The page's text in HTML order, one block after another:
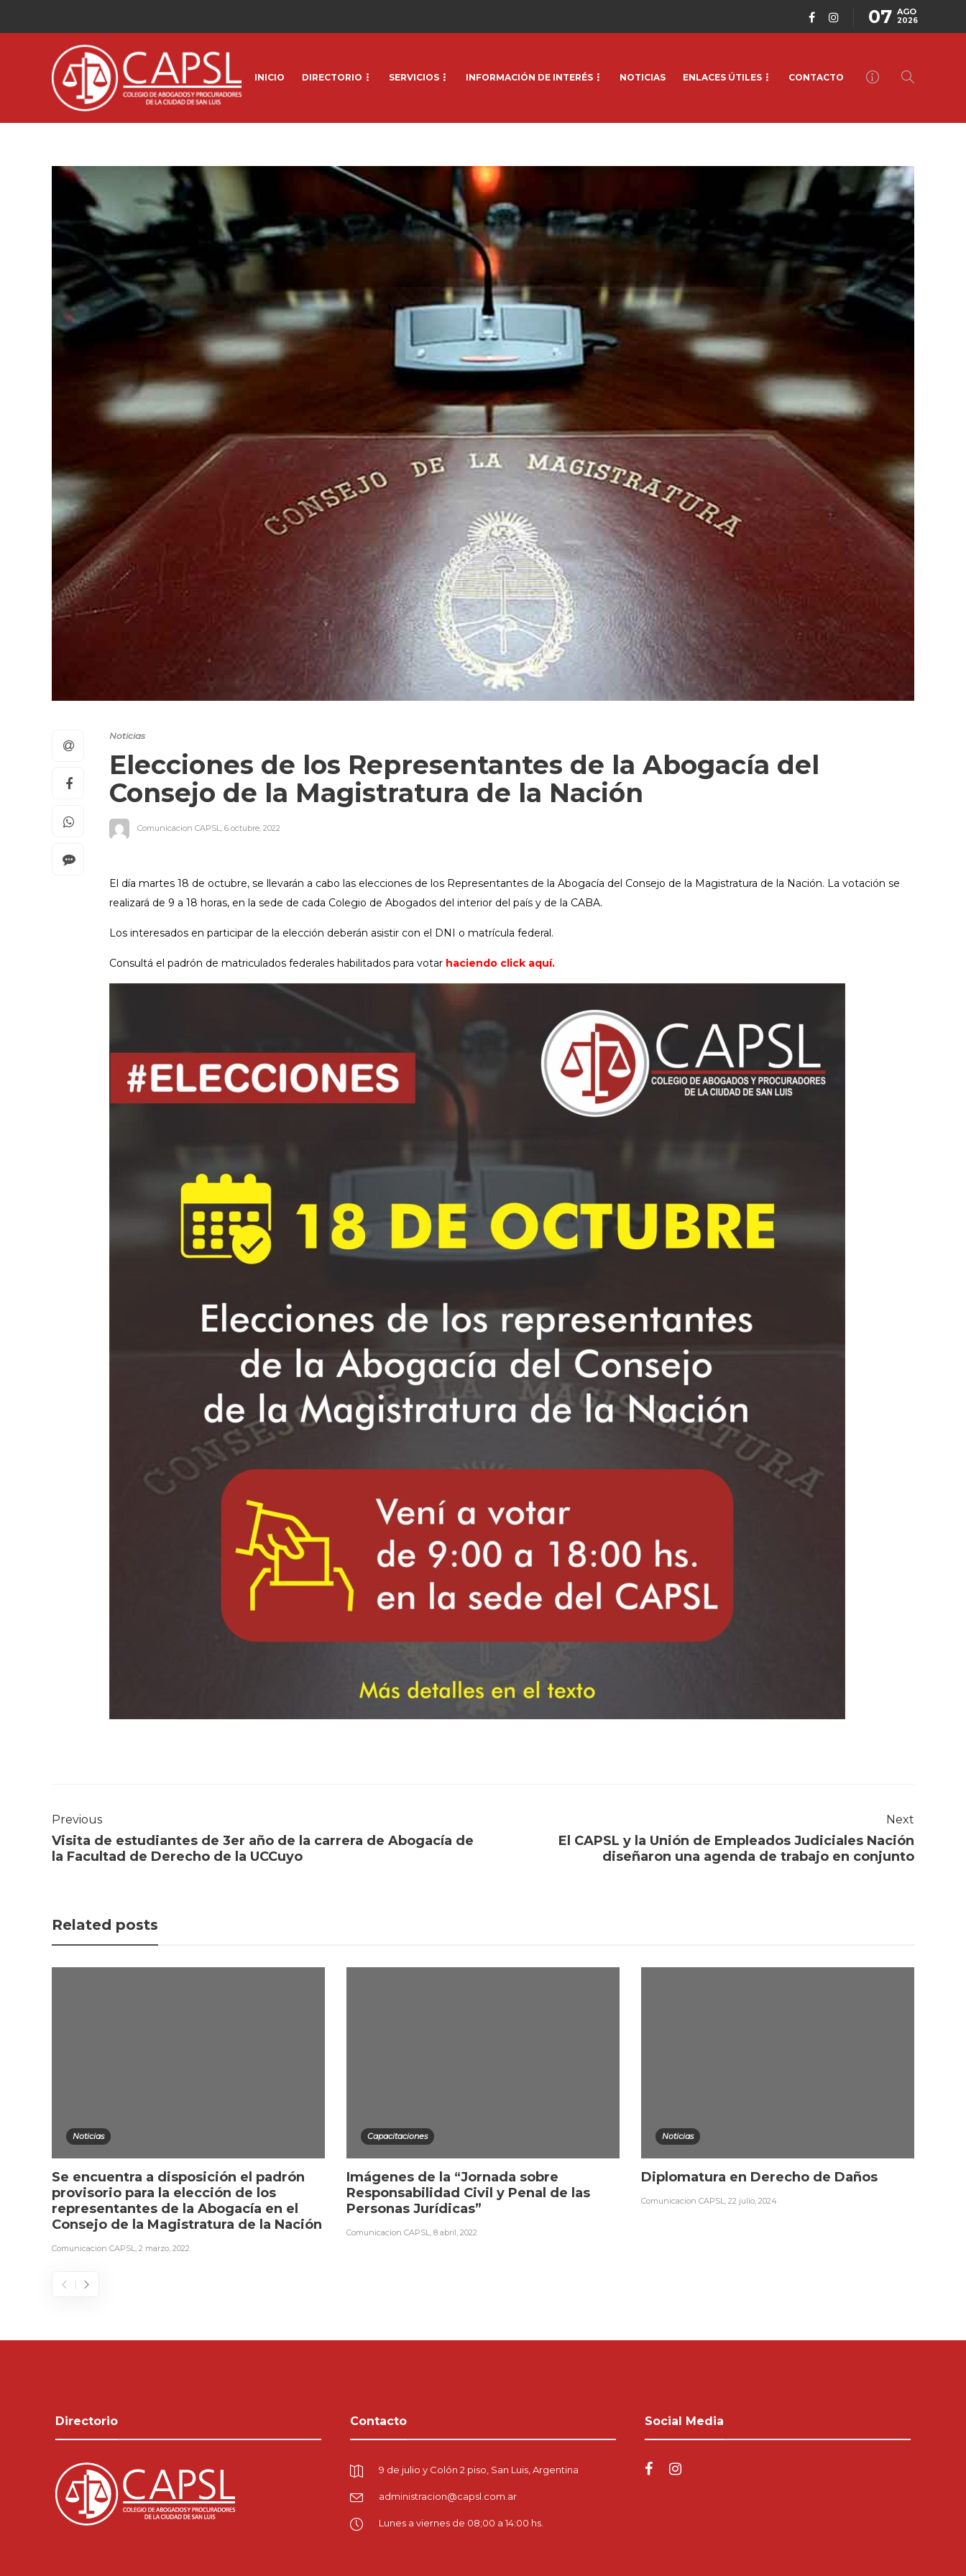
07 AGO
2026
INICIO DIRECTORIO SERVICIOS INFORMACIÓN DE INTERÉS NOTICIAS ENLACES ÚTILES CONTACTO
Noticias
Elecciones de los Representantes de la Abogacía del
Consejo de la Magistratura de la Nación
Comunicacion CAPSL, 6 octubre, 2022
El día martes 18 de octubre, se llevarán a cabo las elecciones de los Representantes de la Abogacía del Consejo de la Magistratura de la Nación. La votación se
realizará de 9 a 18 horas, en la sede de cada Colegio de Abogados del interior del país y de la CABA.
Los interesados en participar de la elección deberán asistir con el DNI o matrícula federal.
Consultá el padrón de matriculados federales habilitados para votar haciendo click aquí.
Previous
Visita de estudiantes de 3er año de la carrera de Abogacía de
la Facultad de Derecho de la UCCuyo
Next
El CAPSL y la Unión de Empleados Judiciales Nación
diseñaron una agenda de trabajo en conjunto
Related posts
Noticias
Se encuentra a disposición el padrón
provisorio para la elección de los
representantes de la Abogacía en el
Consejo de la Magistratura de la Nación
Comunicacion CAPSL, 2 marzo, 2022
Capacitaciones
Imágenes de la “Jornada sobre
Responsabilidad Civil y Penal de las
Personas Jurídicas”
Comunicacion CAPSL, 8 abril, 2022
Noticias
Diplomatura en Derecho de Daños
Comunicacion CAPSL, 22 julio, 2024
Directorio Contacto
9 de julio y Colón 2 piso, San Luis, Argentina
administracion@capsl.com.ar
Lunes a viernes de 08;00 a 14:00 hs.
Social Media